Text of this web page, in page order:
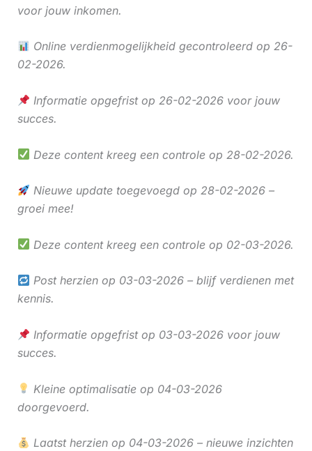
voor jouw inkomen.
Online verdienmogelijkheid gecontroleerd op 26-
02-2026.
Informatie opgefrist op 26-02-2026 voor jouw
succes.
Deze content kreeg een controle op 28-02-2026.
Nieuwe update toegevoegd op 28-02-2026 –
groei mee!
Deze content kreeg een controle op 02-03-2026.
Post herzien op 03-03-2026 – blijf verdienen met
kennis.
Informatie opgefrist op 03-03-2026 voor jouw
succes.
Kleine optimalisatie op 04-03-2026
doorgevoerd.
Laatst herzien op 04-03-2026 – nieuwe inzichten